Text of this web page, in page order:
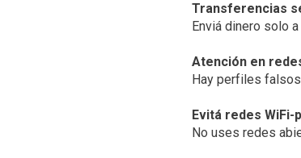
Transferencias
Enviá dinero solo
Atención en
Hay perfiles
Evitá redes WiFi-
No uses redes